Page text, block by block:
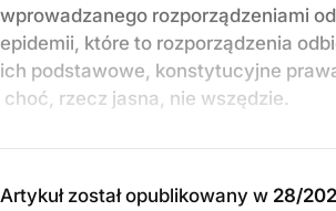
wprowadzanego rozporządzeniami
epidemii, które to rozporządzenia
ich podstawowe, konstytucyjne
choć, rzecz jasna, nie wszędzie.
Artykuł został opublikowany w 28/